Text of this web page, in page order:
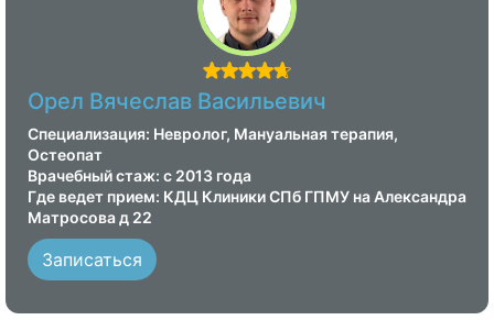
Орел Вячеслав Васильевич
Специализация: Невролог, Мануальная терапия,
Остеопат
Врачебный стаж: с 2013 года
Где ведет прием: КДЦ Клиники СПб ГПМУ на Александра
Матросова д 22
Записаться